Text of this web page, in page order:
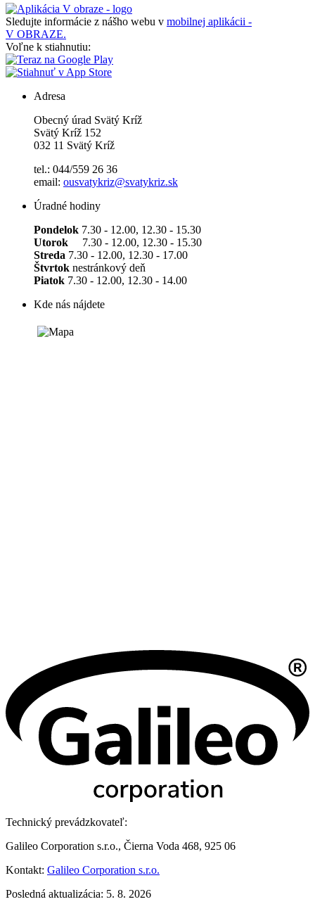
Sledujte informácie z nášho webu v mobilnej aplikácii -
V OBRAZE.
Voľne k stiahnutiu:
Adresa
Obecný úrad Svätý Kríž
Svätý Kríž 152
032 11 Svätý Kríž
tel.: 044/559 26 36
email: ousvatykriz@svatykriz.sk
Úradné hodiny
Pondelok 7.30 - 12.00, 12.30 - 15.30
Utorok 7.30 - 12.00, 12.30 - 15.30
Streda 7.30 - 12.00, 12.30 - 17.00
Štvrtok nestránkový deň
Piatok 7.30 - 12.00, 12.30 - 14.00
Kde nás nájdete
Technický prevádzkovateľ:
Galileo Corporation s.r.o., Čierna Voda 468, 925 06
Kontakt: Galileo Corporation s.r.o.
Posledná aktualizácia: 5. 8. 2026